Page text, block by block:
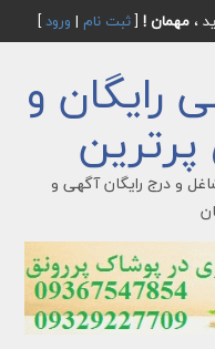
، مهمان ![ثبت نام | ورود]
رایگان و
پرترین
و درج رایگان آگهی و